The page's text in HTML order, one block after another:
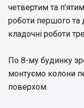
четвертим та
роботи першого та
кладочні роботи
По 8-му будинку
монтуємо колони
поверхом.